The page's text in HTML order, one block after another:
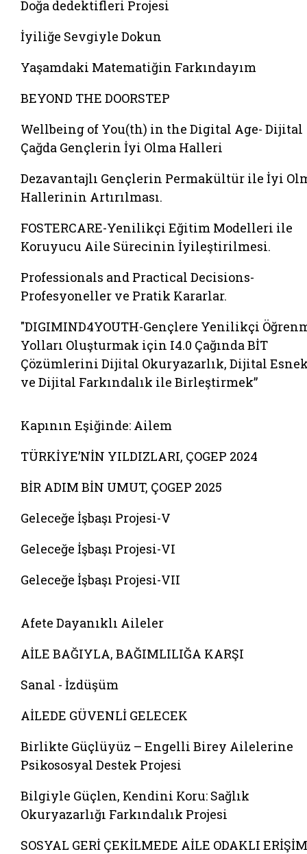
Doğa dedektifleri Projesi
İyiliğe Sevgiyle Dokun
Yaşamdaki Matematiğin Farkındayım
BEYOND THE DOORSTEP
Wellbeing of You(th) in the Digital Age- Dijital
Çağda Gençlerin İyi Olma Halleri
Dezavantajlı Gençlerin Permakültür ile İyi
Hallerinin Artırılması.
FOSTERCARE-Yenilikçi Eğitim Modelleri ile
Koruyucu Aile Sürecinin İyileştirilmesi.
Professionals and Practical Decisions-
Profesyoneller ve Pratik Kararlar.
"DIGIMIND4YOUTH-Gençlere Yenilikçi
Yolları Oluşturmak için I4.0 Çağında BİT
Çözümlerini Dijital Okuryazarlık, Dijital
ve Dijital Farkındalık ile Birleştirmek”
Kapının Eşiğinde: Ailem
TÜRKİYE’NİN YILDIZLARI, ÇOGEP 2024
BİR ADIM BİN UMUT, ÇOGEP 2025
Geleceğe İşbaşı Projesi-V
Geleceğe İşbaşı Projesi-VI
Geleceğe İşbaşı Projesi-VII
Afete Dayanıklı Aileler
AİLE BAĞIYLA, BAĞIMLILIĞA KARŞI
Sanal - İzdüşüm
AİLEDE GÜVENLİ GELECEK
Birlikte Güçlüyüz – Engelli Birey Ailelerine
Psikososyal Destek Projesi
Bilgiyle Güçlen, Kendini Koru: Sağlık
Okuryazarlığı Farkındalık Projesi
SOSYAL GERİ ÇEKİLMEDE AİLE ODAKLI